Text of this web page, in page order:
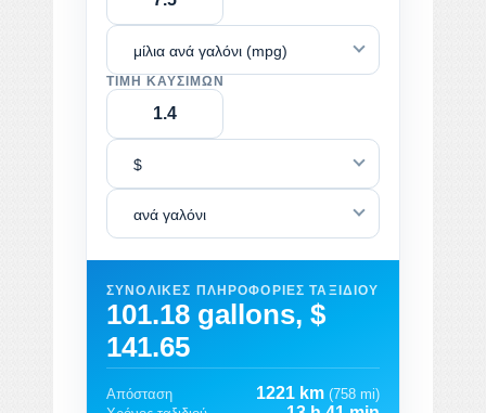
μίλια ανά γαλόνι (mpg)
ΤΙΜΉ ΚΑΥΣΊΜΩΝ
$
ανά γαλόνι
ΣΥΝΟΛΙΚΈΣ ΠΛΗΡΟΦΟΡΊΕΣ ΤΑΞΙΔΙΟΎ
101.18 gallons, $
141.65
Απόσταση 1221 km (758 mi)